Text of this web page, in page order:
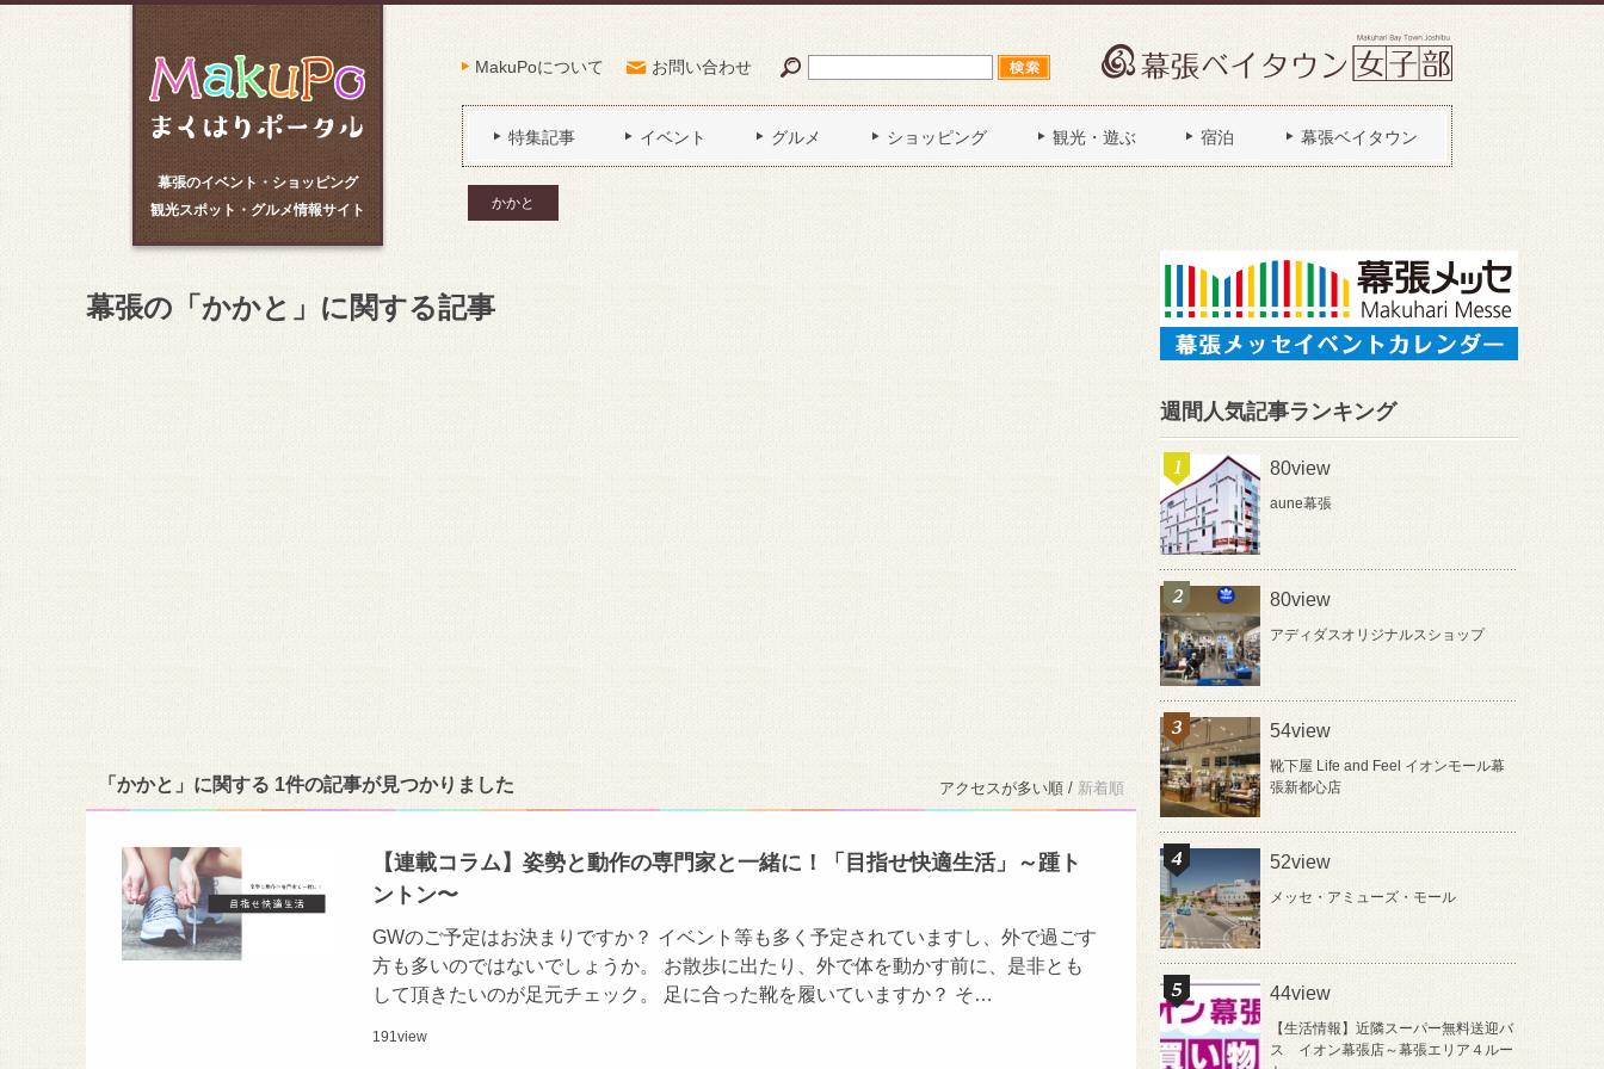
幕張のイベント・ショッピング
観光スポット・グルメ情報サイト
MakuPoについて お問い合わせ
特集記事 イベント グルメ ショッピング 観光・遊ぶ 宿泊 幕張ベイタウン
かかと
幕張の「かかと」に関する記事
「かかと」に関する 1件の記事が見つかりました アクセスが多い順 / 新着順
【連載コラム】姿勢と動作の専門家と一緒に！「目指せ快適生活」～踵ト
ントン〜
GWのご予定はお決まりですか？ イベント等も多く予定されていますし、外で過ごす
方も多いのではないでしょうか。 お散歩に出たり、外で体を動かす前に、是非とも
して頂きたいのが足元チェック。 足に合った靴を履いていますか？ そ…
191view
週間人気記事ランキング
80view
aune幕張
80view
アディダスオリジナルスショップ
54view
靴下屋 Life and Feel イオンモール幕
張新都心店
52view
メッセ・アミューズ・モール
44view
【生活情報】近隣スーパー無料送迎バ
ス イオン幕張店～幕張エリア４ルー